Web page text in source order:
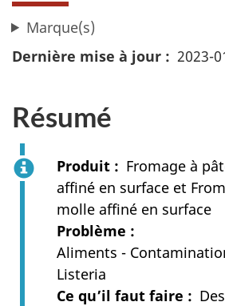
Marque(s)
Dernière mise à jour
2023-
Résumé
Produit
Fromage à
affiné en surface et
molle affiné en surface
Problème
Aliments -
Listeria
Ce qu’il faut faire